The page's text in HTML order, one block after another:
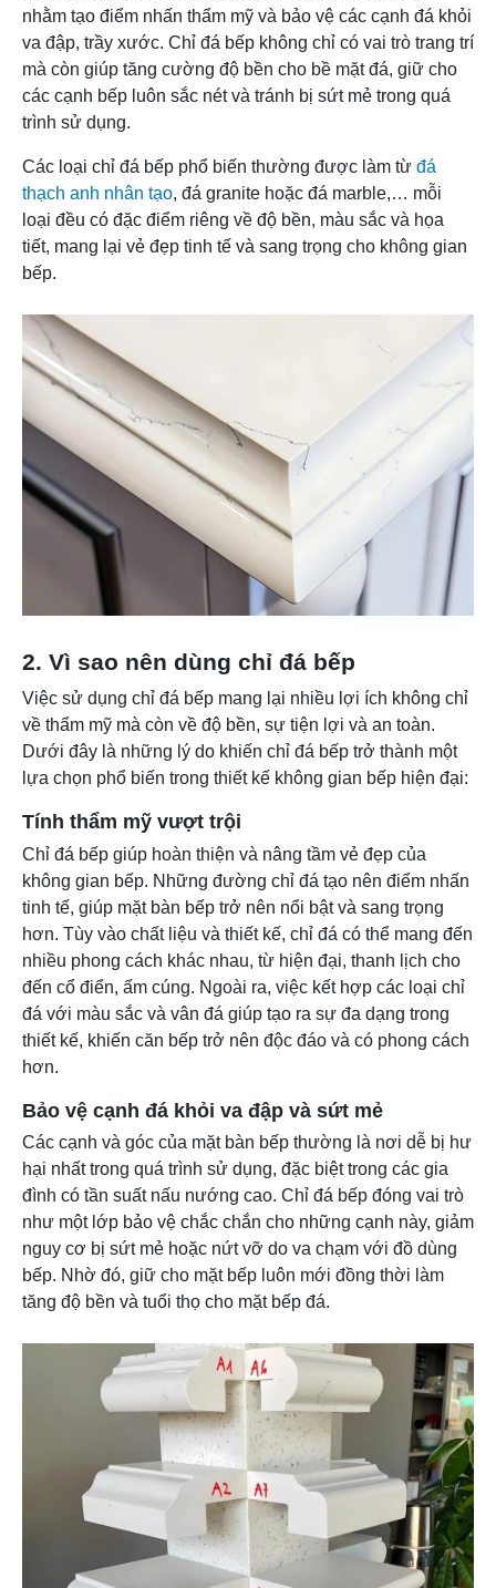
nhằm tạo điểm nhấn thẩm mỹ và bảo vệ các cạnh đá khỏi
va đập, trầy xước. Chỉ đá bếp không chỉ có vai trò trang trí
mà còn giúp tăng cường độ bền cho bề mặt đá, giữ cho
các cạnh bếp luôn sắc nét và tránh bị sứt mẻ trong quá
trình sử dụng.
Các loại chỉ đá bếp phổ biến thường được làm từ đá
thạch anh nhân tạo, đá granite hoặc đá marble,… mỗi
loại đều có đặc điểm riêng về độ bền, màu sắc và họa
tiết, mang lại vẻ đẹp tinh tế và sang trọng cho không gian
bếp.
2. Vì sao nên dùng chỉ đá bếp
Việc sử dụng chỉ đá bếp mang lại nhiều lợi ích không chỉ
về thẩm mỹ mà còn về độ bền, sự tiện lợi và an toàn.
Dưới đây là những lý do khiến chỉ đá bếp trở thành một
lựa chọn phổ biến trong thiết kế không gian bếp hiện đại:
Tính thẩm mỹ vượt trội
Chỉ đá bếp giúp hoàn thiện và nâng tầm vẻ đẹp của
không gian bếp. Những đường chỉ đá tạo nên điểm nhấn
tinh tế, giúp mặt bàn bếp trở nên nổi bật và sang trọng
hơn. Tùy vào chất liệu và thiết kế, chỉ đá có thể mang đến
nhiều phong cách khác nhau, từ hiện đại, thanh lịch cho
đến cổ điển, ấm cúng. Ngoài ra, việc kết hợp các loại chỉ
đá với màu sắc và vân đá giúp tạo ra sự đa dạng trong
thiết kế, khiến căn bếp trở nên độc đáo và có phong cách
hơn.
Bảo vệ cạnh đá khỏi va đập và sứt mẻ
Các cạnh và góc của mặt bàn bếp thường là nơi dễ bị hư
hại nhất trong quá trình sử dụng, đặc biệt trong các gia
đình có tần suất nấu nướng cao. Chỉ đá bếp đóng vai trò
như một lớp bảo vệ chắc chắn cho những cạnh này, giảm
nguy cơ bị sứt mẻ hoặc nứt vỡ do va chạm với đồ dùng
bếp. Nhờ đó, giữ cho mặt bếp luôn mới đồng thời làm
tăng độ bền và tuổi thọ cho mặt bếp đá.